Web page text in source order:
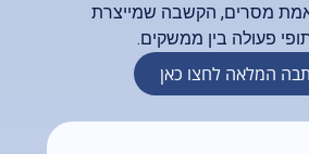
מסרים, הקשבה שמייצרת
פעולה בין ממשקים.
המלאה לחצו כאן